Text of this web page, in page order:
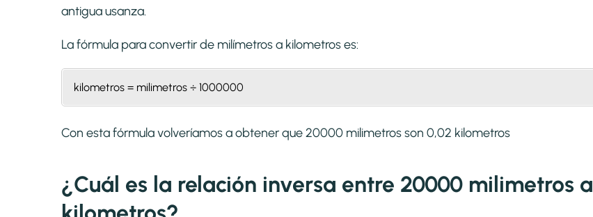
antigua usanza.
La fórmula para convertir de milímetros a kilometroses:
kilometros = milimetros ÷ 1000000
Con esta fórmula volveríamos a obtener que 20000 milimetros son 0,02 kilometros
¿Cuál es la relación inversa entre 20000 milimetros a